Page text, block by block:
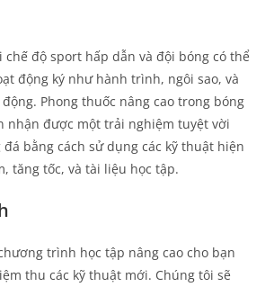
chế độ sport hấp dẫn và đội bóng có thể
động ký như hành trình, ngôi sao, và
Phong thuốc nâng cao trong bóng
nhận được một trải nghiệm tuyệt vời
bằng cách sử dụng các kỹ thuật hiện
tăng tốc, và tài liệu học tập.
trình học tập nâng cao cho bạn
thu các kỹ thuật mới. Chúng tôi sẽ